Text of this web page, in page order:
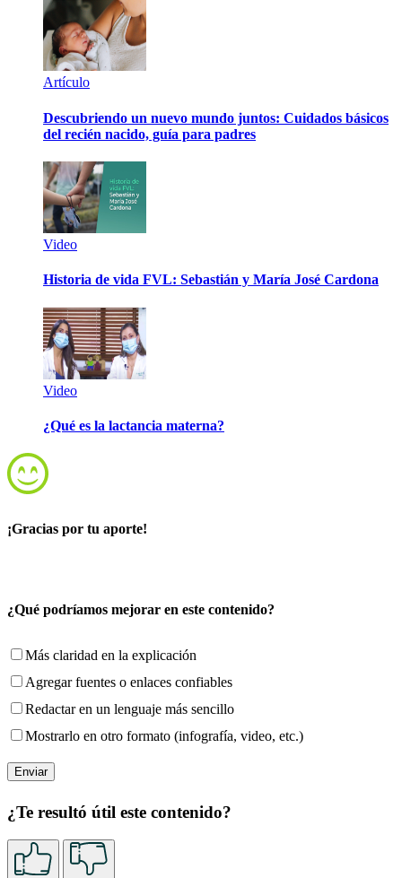
Artículo
Descubriendo un nuevo mundo juntos: Cuidados básicos
del recién nacido, guía para padres
Video
Historia de vida FVL: Sebastián y María José Cardona
Video
¿Qué es la lactancia materna?
¡Gracias por tu aporte!
¿Qué podríamos mejorar en este contenido?
Más claridad en la explicación
Agregar fuentes o enlaces confiables
Redactar en un lenguaje más sencillo
Mostrarlo en otro formato (infografía, video, etc.)
¿Te resultó útil este contenido?